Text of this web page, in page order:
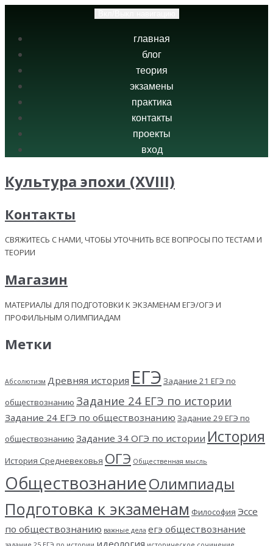
главная
блог
теория
экзамены
практика
контакты
проекты
вход
Культура эпохи (XVIII)
Контакты
СВЯЖИТЕСЬ С НАМИ, ЧТОБЫ УТОЧНИТЬ ВСЕ ВОПРОСЫ ПО ТЕСТАМ И
ТЕОРИИ
Магазин
МАТЕРИАЛЫ ДЛЯ ПОДГОТОВКИ К ЭКЗАМЕНАМ ЕГЭ/ОГЭ И
ПРОФИЛЬНЫМ ОЛИМПИАДАМ
Метки
Абсолютизм Древняя история ЕГЭ Задание 21 ЕГЭ по
обществознанию Задание 24 ЕГЭ по истории
Задание 24 ЕГЭ по обществознанию Задание 29 ЕГЭ по
обществознанию Задание 34 ОГЭ по истории История
История Средневековья ОГЭ Общественная мысль
ОбществознаниеОлимпиады
Подготовка к экзаменам Философия Эссе
по обществознанию важные дела егэ обществознание